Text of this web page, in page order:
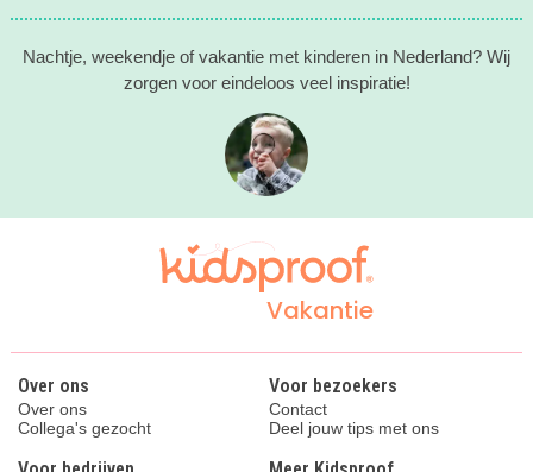
Nachtje, weekendje of vakantie met kinderen in Nederland? Wij
zorgen voor eindeloos veel inspiratie!
Vakantie
Over ons
Over ons
Collega's gezocht
Voor bezoekers
Contact
Deel jouw tips met ons